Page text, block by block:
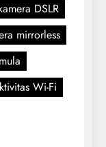
DSLR
mirrorless
Wi-Fi